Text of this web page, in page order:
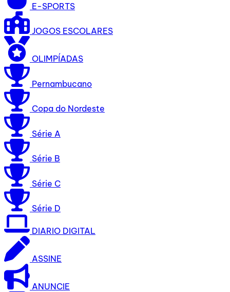
E-SPORTS
JOGOS ESCOLARES
OLIMPÍADAS
Pernambucano
Copa do Nordeste
Série A
Série B
Série C
Série D
DIARIO DIGITAL
ASSINE
ANUNCIE